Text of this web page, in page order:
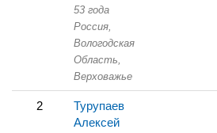
53 года
Россия,
Вологодская
Область,
Верховажье
2
Турупаев
Алексей